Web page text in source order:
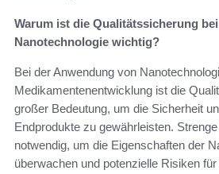
Warum ist die Qualitätssicherung
Nanotechnologie wichtig?
Bei der Anwendung von
Medikamentenentwicklung ist die
großer Bedeutung, um die Sicherheit
Endprodukte zu gewährleisten.
notwendig, um die Eigenschaften der
überwachen und potenzielle Risiken